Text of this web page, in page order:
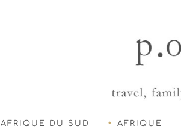
AFRIQUE DU SUD AFRIQUE